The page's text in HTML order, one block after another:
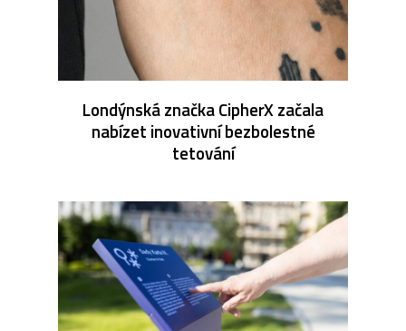
Londýnská značka CipherX začala
nabízet inovativní bezbolestné
tetování